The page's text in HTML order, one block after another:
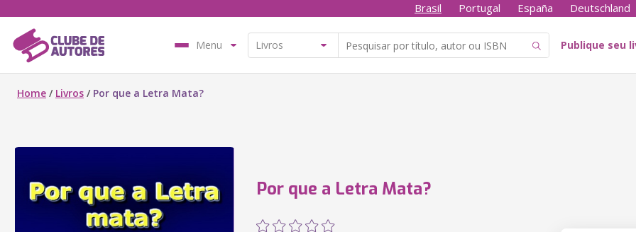
Brasil Portugal España Deutschland
Menu Publique seu
Home / Livros / Por que a Letra Mata?
Por que a Letra Mata?